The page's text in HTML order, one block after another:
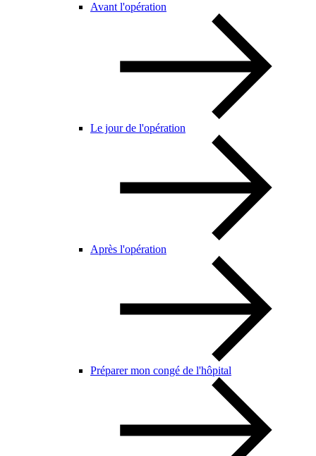
Avant l'opération
Le jour de l'opération
Après l'opération
Préparer mon congé de l'hôpital